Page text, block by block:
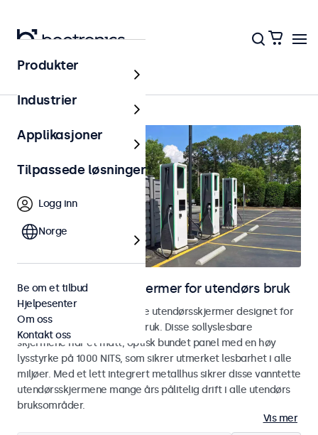
Hjem
Skjermer og touchskjermer for utendørs bruk
Utforsk våre værbestandige utendørsskjermer designet for
industriell og kommersiell bruk. Disse sollyslesbare
skjermene har et matt, optisk bundet panel med en høy
lysstyrke på 1000 NITS, som sikrer utmerket lesbarhet i alle
miljøer. Med et lett integrert metallhus sikrer disse vanntette
utendørsskjermene mange års pålitelig drift i alle utendørs
bruksområder.
Vis mer
Produkter
Industrier
Applikasjoner
Tilpassede løsninger
Logg inn
Norge
Be om et tilbud
Hjelpesenter
Om oss
Kontakt oss